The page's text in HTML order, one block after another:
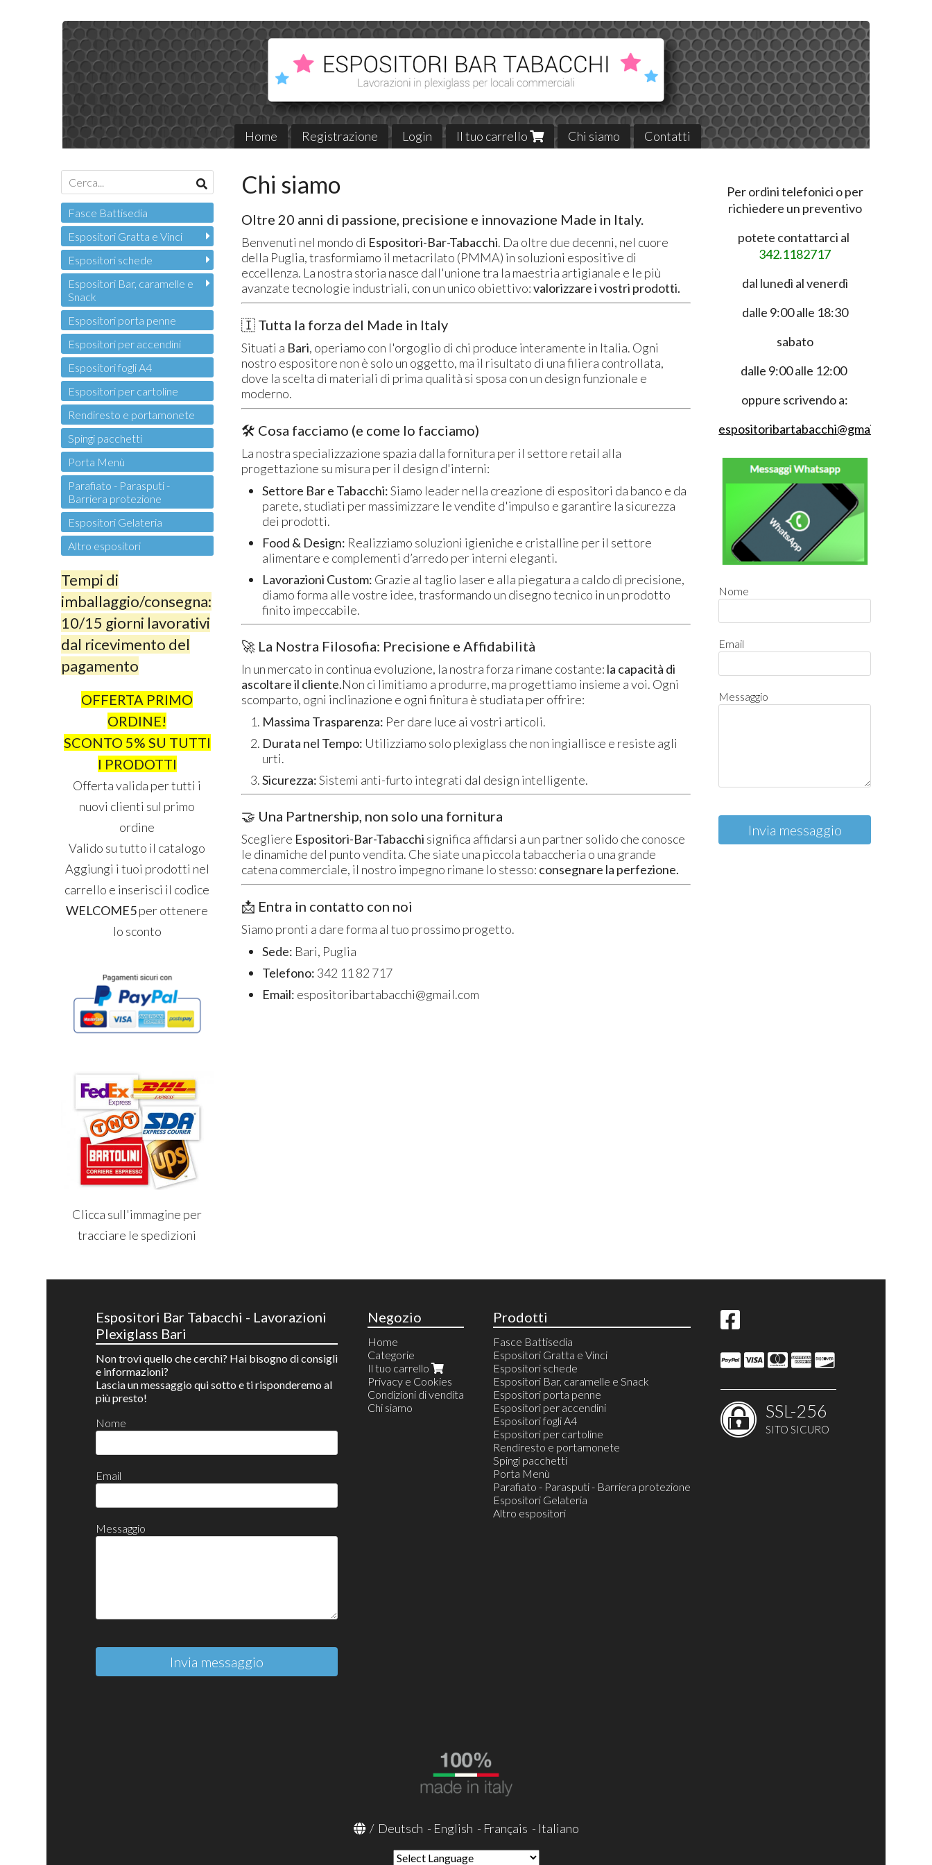
Home Registrazione Login Il tuo carrello Chi siamo Contatti
Chi siamo
Oltre 20 anni di passione, precisione e innovazione Made in Italy.
Benvenuti nel mondo di Espositori-Bar-Tabacchi. Da oltre due decenni, nel cuore
della Puglia, trasformiamo il metacrilato (PMMA) in soluzioni espositive di
eccellenza. La nostra storia nasce dall'unione tra la maestria artigianale e le più
avanzate tecnologie industriali, con un unico obiettivo:valorizzare i vostri prodotti.
🇮 Tutta la forza del Made in Italy
Situati a Bari, operiamo con l'orgoglio di chi produce interamente in Italia. Ogni
nostro espositore non è solo un oggetto, ma il risultato di una filiera controllata,
dove la scelta di materiali di prima qualità si sposa con un design funzionale e
moderno.
🛠️ Cosa facciamo (e come lo facciamo)
La nostra specializzazione spazia dalla fornitura per il settore retail alla
progettazione su misura per il design d'interni:
Settore Bar e Tabacchi:Siamo leader nella creazione di espositori da banco e da
parete, studiati per massimizzare le vendite d'impulso e garantire la sicurezza
dei prodotti.
Food & Design: Realizziamo soluzioni igieniche e cristalline per il settore
alimentare e complementi d’arredo per interni eleganti.
Lavorazioni Custom: Grazie al taglio laser e alla piegatura a caldo di precisione,
diamo forma alle vostre idee, trasformando un disegno tecnico in un prodotto
finito impeccabile.
🚀 La Nostra Filosofia: Precisione e Affidabilità
In un mercato in continua evoluzione, la nostra forza rimane costante: la capacità di
ascoltare il cliente.Non ci limitiamo a produrre, ma progettiamo insieme a voi. Ogni
scomparto, ogni inclinazione e ogni finitura è studiata per offrire:
Massima Trasparenza: Per dare luce ai vostri articoli.
Durata nel Tempo: Utilizziamo solo plexiglass che non ingiallisce e resiste agli
urti.
Sicurezza:Sistemi anti-furto integrati dal design intelligente.
🤝 Una Partnership, non solo una fornitura
Scegliere Espositori-Bar-Tabacchi significa affidarsi a un partner solido che conosce
le dinamiche del punto vendita. Che siate una piccola tabaccheria o una grande
catena commerciale, il nostro impegno rimane lo stesso: consegnare la perfezione.
📩 Entra in contatto con noi
Siamo pronti a dare forma al tuo prossimo progetto.
Sede: Bari, Puglia
Telefono: 342 11 82 717
Email: espositoribartabacchi@gmail.com
Fasce Battisedia
Espositori Gratta e Vinci
Espositori schede
Espositori Bar, caramelle e
Snack
Espositori porta penne
Espositori per accendini
Espositori fogli A4
Espositori per cartoline
Rendiresto e portamonete
Spingi pacchetti
Porta Menù
Parafiato - Parasputi -
Barriera protezione
Espositori Gelateria
Altro espositori
Tempi di
imballaggio/consegna:
10/15 giorni lavorativi
dal ricevimento del
pagamento
OFFERTA PRIMO
ORDINE!
SCONTO 5% SU TUTTI
I PRODOTTI
Offerta valida per tutti i
nuovi clienti sul primo
ordine
Valido su tutto il catalogo
Aggiungi i tuoi prodotti nel
carrello e inserisci il codice
WELCOME5per ottenere
lo sconto
Clicca sull'immagine per
tracciare le spedizioni
Per ordini telefonici o per
richiedere un preventivo
potete contattarci al
342.1182717
dal lunedì al venerdì
dalle 9:00 alle 18:30
sabato
dalle 9:00 alle 12:00
oppure scrivendo a:
espositoribartabacchi@gmail.com
Nome
Email
Messaggio
Invia messaggio
Espositori Bar Tabacchi - Lavorazioni
Plexiglass Bari
Non trovi quello che cerchi? Hai bisogno di consigli
e informazioni?
Lascia un messaggio qui sotto e ti risponderemo al
più presto!
Nome
Email
Messaggio
Invia messaggio
Negozio
Home
Categorie
Il tuo carrello
Privacy e Cookies
Condizioni di vendita
Chi siamo
Prodotti
Fasce Battisedia
Espositori Gratta e Vinci
Espositori schede
Espositori Bar, caramelle e Snack
Espositori porta penne
Espositori per accendini
Espositori fogli A4
Espositori per cartoline
Rendiresto e portamonete
Spingi pacchetti
Porta Menù
Parafiato - Parasputi - Barriera protezione
Espositori Gelateria
Altro espositori
SSL-256
SITO SICURO
/ Deutsch - English - Français - Italiano